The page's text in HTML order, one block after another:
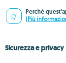
Perché
(Più
Sicurezza e privacy